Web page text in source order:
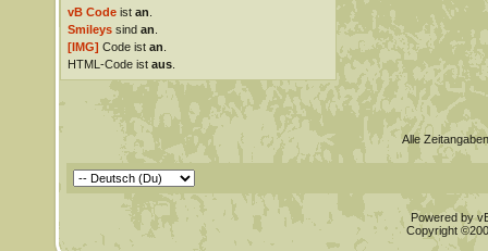
vB Codeist an
Smileyssind an
[IMG] Code ist an
HTML-Code ist aus.
Alle
Powered by
Copyright